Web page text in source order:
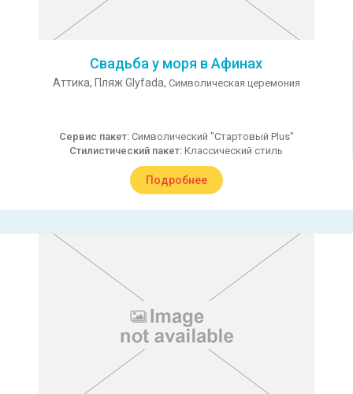
Свадьба у моря в Афинах
Аттика, Пляж Glyfada, Символическая церемония
Сервис пакет: Символический "Стартовый Plus"
Стилистический пакет: Классический стиль
Подробнее